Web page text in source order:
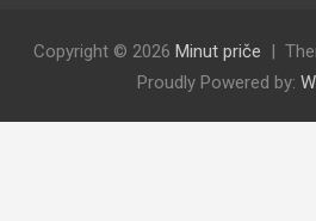
Copyright © 2026 Minut priče
Proudly Powered by: